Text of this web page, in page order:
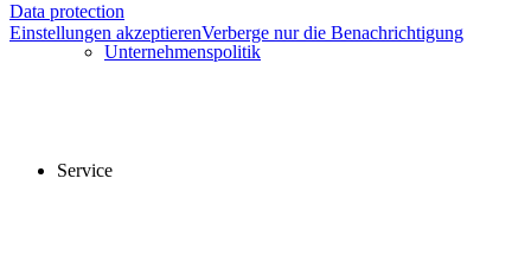
Unternehmenspolitik
Service
Data protection
Einstellungen akzeptierenVerberge nur die Benachrichtigung